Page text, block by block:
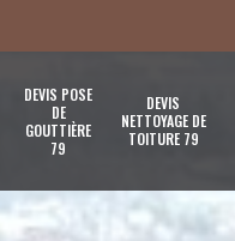
DEVIS POSE
DE
GOUTTIÈRE
79
DEVIS
NETTOYAGE DE
TOITURE 79